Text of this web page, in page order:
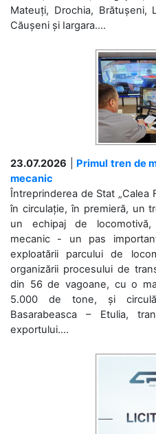
Mateuți, Drochia, Brătușeni,
Căușeni și Iargara....
23.07.2026
Primul tren de
mecanic
Întreprinderea de Stat „Calea
în circulație, în premieră, un
un echipaj de
mecanic - un pas
exploatării parcului de
organizării procesului de
din 56 de vagoane, cu o
5.000 de tone, și
Basarabeasca – Etulia,
exportului....